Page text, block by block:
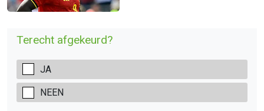
Terecht afgekeurd?
JA
NEEN